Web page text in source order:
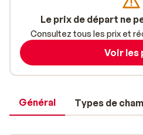
Général Types de
Le prix de départ ne
Consultez tous les prix et
Voir les